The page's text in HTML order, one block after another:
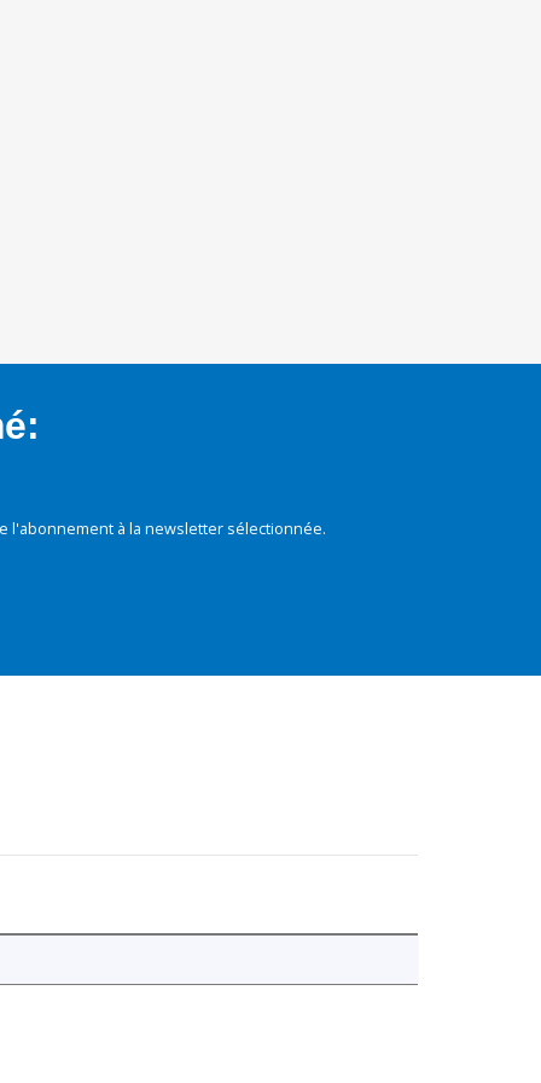
l'abonnement à la newsletter sélectionnée.